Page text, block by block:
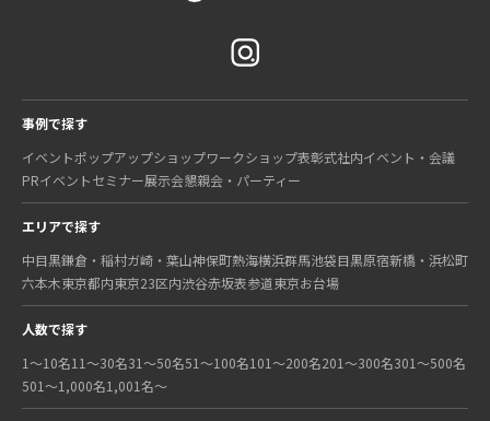
事例で探す
イベントポップアップショップワークショップ表彰式社内イベント・会議
PRイベントセミナー展示会懇親会・パーティー
エリアで探す
中目黒鎌倉・稲村ガ崎・葉山神保町熱海横浜群馬池袋目黒原宿新橋・浜松町
六本木東京都内東京23区内渋谷赤坂表参道東京お台場
人数で探す
1〜10名11〜30名31〜50名51〜100名101〜200名201〜300名301〜500名
501〜1,000名1,001名〜